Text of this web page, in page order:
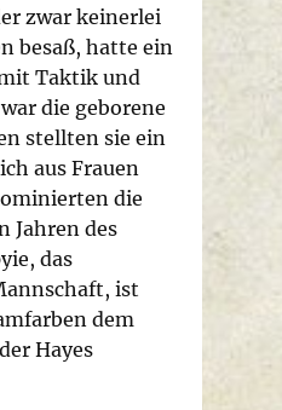
zwar keinerlei
besaß, hatte ein
Taktik und
die geborene
stellten sie ein
aus Frauen
die
Jahren des
das
ist
dem
Hayes